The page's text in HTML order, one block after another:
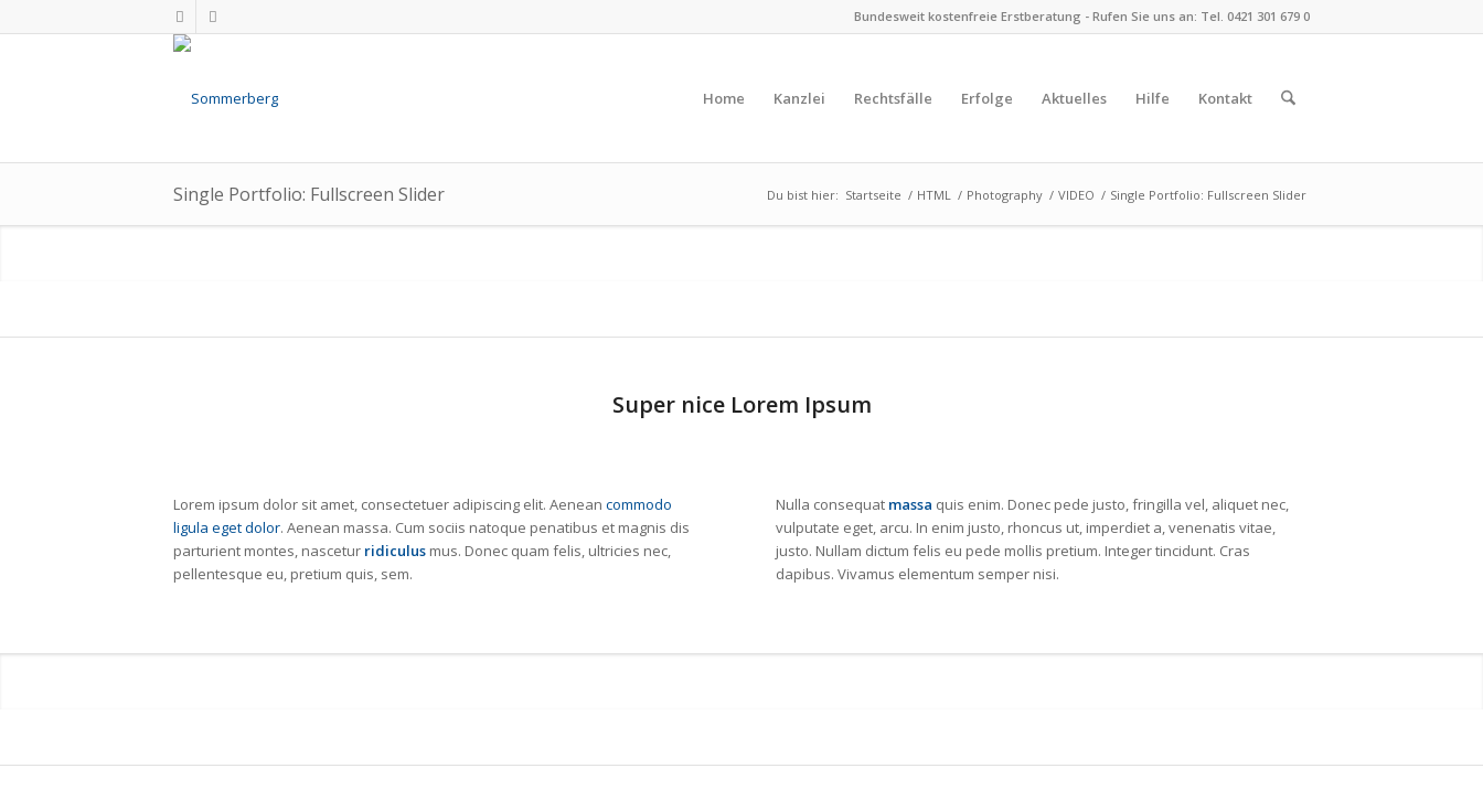
Bundesweit kostenfreie Erstberatung - Rufen Sie uns an: Tel. 0421 301 679 0
Home Kanzlei Rechtsfälle Erfolge Aktuelles Hilfe Kontakt
Single Portfolio: Fullscreen Slider Du bist hier: Startseite / HTML / Photography / VIDEO / Single Portfolio: Fullscreen Slider
Super nice Lorem Ipsum
Lorem ipsum dolor sit amet, consectetuer adipiscing elit. Aenean commodo
ligula eget dolor. Aenean massa. Cum sociis natoque penatibus et magnis dis
parturient montes, nascetur ridiculus mus. Donec quam felis, ultricies nec,
pellentesque eu, pretium quis, sem.
Nulla consequat massa quis enim. Donec pede justo, fringilla vel, aliquet nec,
vulputate eget, arcu. In enim justo, rhoncus ut, imperdiet a, venenatis vitae,
justo. Nullam dictum felis eu pede mollis pretium. Integer tincidunt. Cras
dapibus. Vivamus elementum semper nisi.